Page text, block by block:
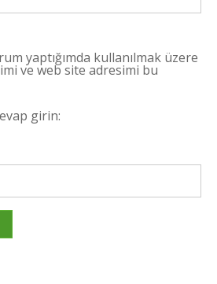
yaptığımda kullanılmak üzere
ve web site adresimi bu
girin: